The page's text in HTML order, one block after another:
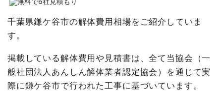
千葉県鎌ケ谷市の解体費用相場をご紹介していま
す。
掲載している解体費用や見積書は、全て当協会（一
般社団法人あんしん解体業者認定協会）を通じて実
際に鎌ケ谷市で行われた工事に基づいています。